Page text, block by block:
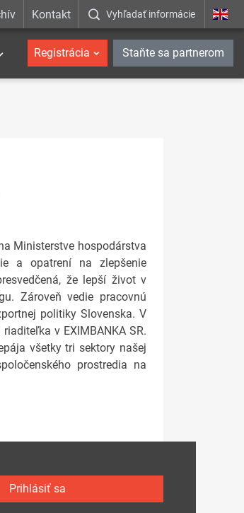
Kontakt Vyhľadať informácie
Registrácia Staňte sa partnerom
Ministerstve hospodárstva
a opatrení na zlepšenie
že lepší život v
Zároveň vedie pracovnú
politiky Slovenska. V
v EXIMBANKA SR.
všetky tri sektory našej
prostredia na
Prihlásiť sa